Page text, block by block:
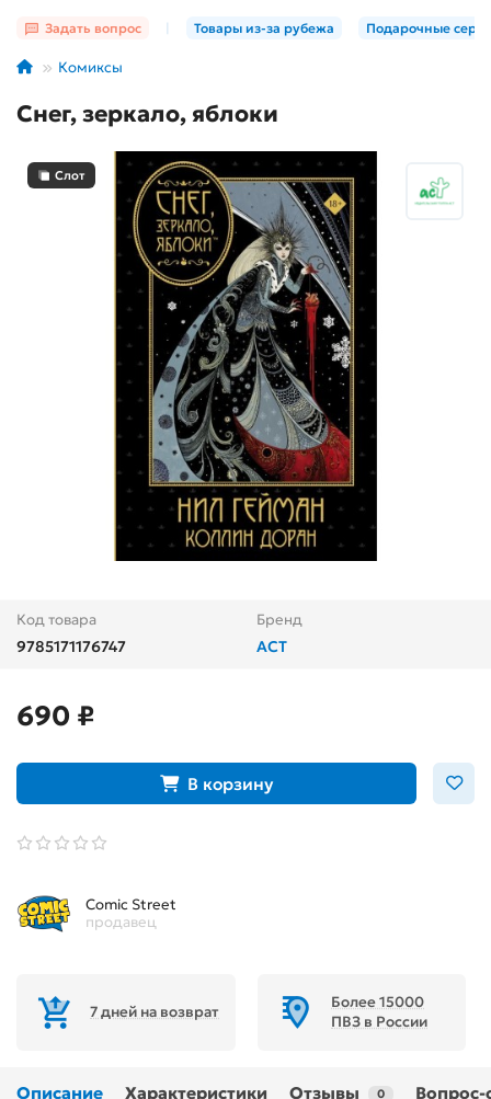
Задать вопрос Товары из-за рубежа Подарочные
Комиксы
Снег, зеркало, яблоки
Слот
Код товара
9785171176747
Бренд
АСТ
690 ₽
В корзину
Comic Street
продавец
7 дней на возврат
Более 15000
ПВЗ в России
Описание Характеристики Отзывы 0 Вопрос-